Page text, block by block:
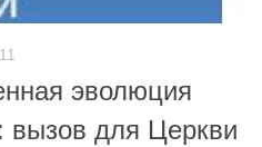
эволюция
вызов для Церкви